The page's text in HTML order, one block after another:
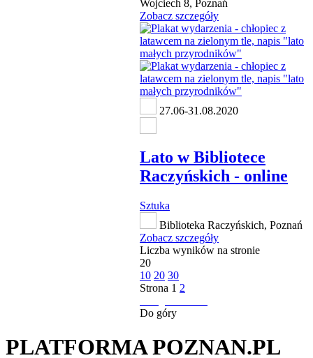
Wojciech 8, Poznań
Zobacz szczegóły
27.06-31.08.2020
Lato w Bibliotece
Raczyńskich - online
Sztuka
Biblioteka Raczyńskich, Poznań
Zobacz szczegóły
Liczba wyników na stronie
20
10 20 30
Strona 1 2
Do góry
PLATFORMA POZNAN.PL